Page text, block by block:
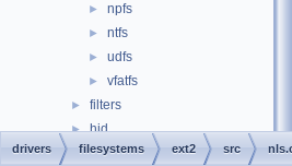
► npfs
► ntfs
► udfs
► vfatfs
► filters
► hid
► input
drivers filesystems ext2 src